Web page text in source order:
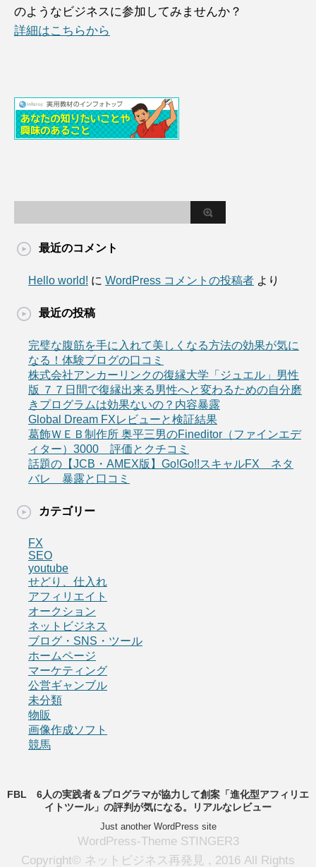
のようなビジネスに参加してみませんか？
詳細はこちらから
最近のコメント
Hello world! に WordPress コメントの投稿者 より
最近の投稿
完璧な腹筋を手に入れて美しくなる方法の効果が気に
なる！体験ブログの口コミ
株式会社アンカーリンクの復縁大学「ジュエル」男性
版 ７７日間で復縁出来る男性へと変わるための自分磨
きプログラムは効果ないの？内容暴露
Global Dream FXレビューと検証結果
葛飾ＷＥＢ制作所 奥平三男のFineditor（ファインエデ
ィター）3000 評価とクチコミ
話題の【JCB・AMEX版】Go!Go!!スキャルFX ネタ
バレ 暴露と口コミ
カテゴリー
FX
SEO
youtube
せどり、仕入れ
アフィリエイト
オークション
ネットビジネス
ブログ・SNS・ツール
ホームページ
マーケティング
公営ギャンブル
未分類
物販
画像作成ソフト
競馬
FBL 6人の実践者＆プログラマが協力して創案「進化型アフィリエ
イトツール」の評判が気になる。リアルなレビュー
Just another WordPress site
WordPress-Theme STINGER3
Copyright© ネットビジネス再発見 , 2016 All Rights